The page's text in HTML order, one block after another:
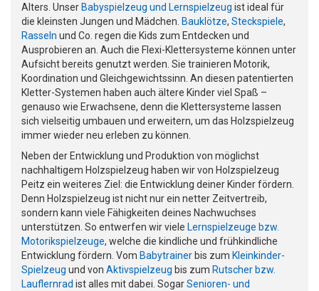
Alters. Unser Babyspielzeug und Lernspielzeug ist ideal für
die kleinsten Jungen und Mädchen. Bauklötze, Steckspiele,
Rasseln und Co. regen die Kids zum Entdecken und
Ausprobieren an. Auch die Flexi-Klettersysteme können unter
Aufsicht bereits genutzt werden. Sie trainieren Motorik,
Koordination und Gleichgewichtssinn. An diesen patentierten
Kletter-Systemen haben auch ältere Kinder viel Spaß –
genauso wie Erwachsene, denn die Klettersysteme lassen
sich vielseitig umbauen und erweitern, um das Holzspielzeug
immer wieder neu erleben zu können.
Neben der Entwicklung und Produktion von möglichst
nachhaltigem Holzspielzeug haben wir von Holzspielzeug
Peitz ein weiteres Ziel: die Entwicklung deiner Kinder fördern.
Denn Holzspielzeug ist nicht nur ein netter Zeitvertreib,
sondern kann viele Fähigkeiten deines Nachwuchses
unterstützen. So entwerfen wir viele Lernspielzeuge bzw.
Motorikspielzeuge, welche die kindliche und frühkindliche
Entwicklung fördern. Vom Babytrainer bis zum Kleinkinder-
Spielzeug und von Aktivspielzeug bis zum Rutscher bzw.
Lauflernrad ist alles mit dabei. SogarSenioren- und